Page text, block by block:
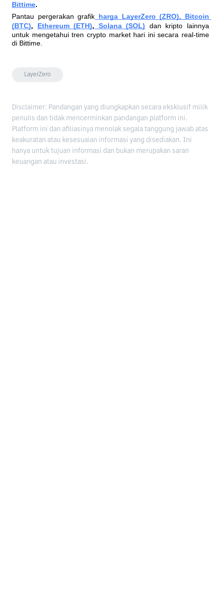
Bittime.
Pantau pergerakan grafik harga LayerZero (ZRO), Bitcoin
(BTC), Ethereum (ETH), Solana (SOL)
dan kripto lainnya
untuk mengetahui tren crypto market hari ini secara real-time
di Bittime.
LayerZero
Disclaimer: Pandangan yang diungkapkan secara eksklusif milik
penulis dan tidak mencerminkan pandangan platform ini.
Platform ini dan afiliasinya menolak segala tanggung jawab atas
keakuratan atau kesesuaian informasi yang disediakan. Ini
hanya untuk tujuan informasi dan bukan merupakan saran
keuangan atau investasi.